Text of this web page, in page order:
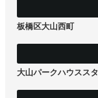
新築戸建て
中古戸建て
板橋区大山西町
大山パークハウスス